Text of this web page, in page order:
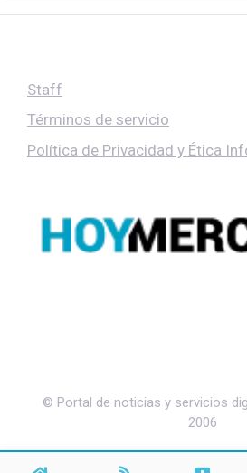
Staff
Términos de servicio
Política de Privacidad y Ética
© Portal de noticias y servicios
2006